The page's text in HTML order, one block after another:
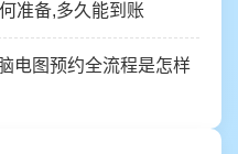
准备,多久能到账
电图预约全流程是怎样